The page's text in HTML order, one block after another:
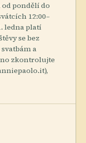
od pondělí do
12:00–
ledna platí
se bez
a
zkontrolujte